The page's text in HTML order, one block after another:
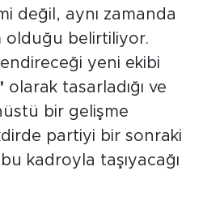
değil, aynı zamanda
olduğu belirtiliyor.
yeni ekibi
olarak tasarladığı ve
bir gelişme
partiyi bir sonraki
kadroyla taşıyacağı